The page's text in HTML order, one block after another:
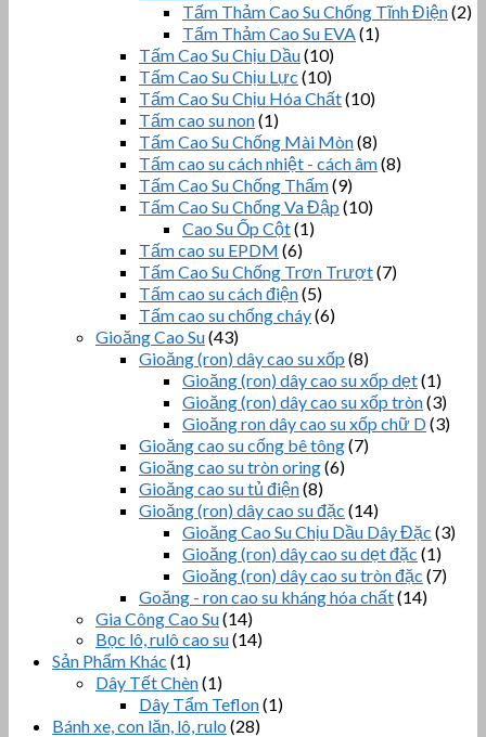
Tấm Thảm Cao Su Chống Tĩnh Điện(2)
Tấm Thảm Cao Su EVA(1)
Tấm Cao Su Chịu Dầu(10)
Tấm Cao Su Chịu Lực (10)
Tấm Cao Su Chịu Hóa Chất(10)
Tấm cao su non(1)
Tấm Cao Su Chống Mài Mòn(8)
Tấm cao su cách nhiệt - cách âm(8)
Tấm Cao Su Chống Thấm(9)
Tấm Cao Su Chống Va Đập (10)
Cao Su Ốp Cột(1)
Tấm cao su EPDM (6)
Tấm Cao Su Chống Trơn Trượt(7)
Tấm cao su cách điện(5)
Tấm cao su chống cháy(6)
Gioăng Cao Su(43)
Gioăng (ron) dây cao su xốp (8)
Gioăng (ron) dây cao su xốp dẹt(1)
Gioăng (ron) dây cao su xốp tròn(3)
Gioăng ron dây cao su xốp chữ D(3)
Gioăng cao su cống bê tông(7)
Gioăng cao su tròn oring(6)
Gioăng cao su tủ điện(8)
Gioăng (ron) dây cao su đặc (14)
Gioăng Cao Su Chịu Dầu Dây Đặc (3)
Gioăng (ron) dây cao su dẹt đặc (1)
Gioăng (ron) dây cao su tròn đặc (7)
Goăng - ron cao su kháng hóa chất(14)
Gia Công Cao Su(14)
Bọc lô, rulô cao su(14)
Sản Phẩm Khác (1)
Dây Tết Chèn(1)
Dây Tẩm Teflon(1)
Bánh xe, con lăn, lô, rulo (28)